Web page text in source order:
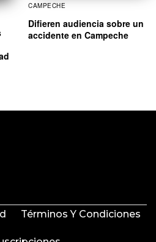
CAMPECHE
Difieren audiencia sobre un
accidente en Campeche
Términos Y Condiciones